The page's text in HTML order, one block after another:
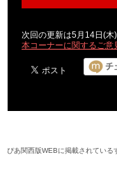
次回の更新は5月14日(木
本コーナーに関するご意
ぴあ関西版WEBに掲載されている